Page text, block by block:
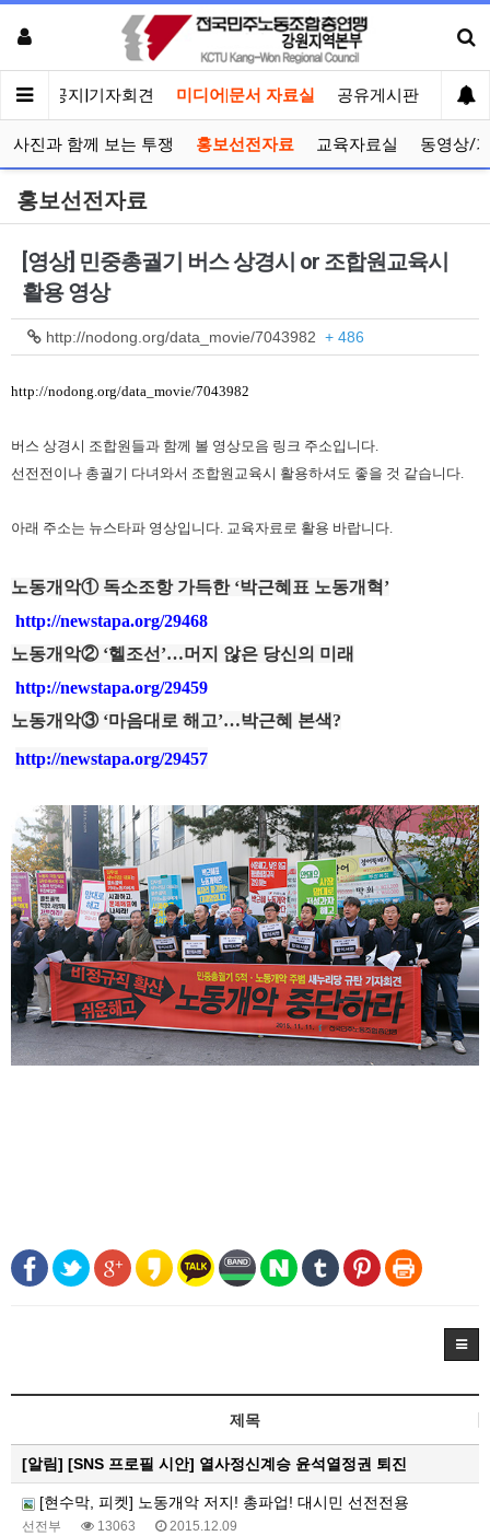
인 공지|기자회견 미디어|문서 자료실 공유게시판 선거
사진과 함께 보는 투쟁 홍보선전자료 교육자료실 동영상/
홍보선전자료
[영상] 민중총궐기 버스 상경시 or 조합원교육시
활용 영상
http://nodong.org/data_movie/7043982 + 486
http://nodong.org/data_movie/7043982
버스 상경시 조합원들과 함께 볼 영상모음 링크 주소입니다.
선전전이나 총궐기 다녀와서 조합원교육시 활용하셔도 좋을 것 같습니다.
아래 주소는 뉴스타파 영상입니다. 교육자료로 활용 바랍니다.
노동개악① 독소조항 가득한 ‘박근혜표 노동개혁’
http://newstapa.org/29468
노동개악② ‘헬조선’…머지 않은 당신의 미래
http://newstapa.org/29459
노동개악③ ‘마음대로 해고’…박근혜 본색?
http://newstapa.org/29457
제목
[알림] [SNS 프로필 시안] 열사정신계승 윤석열정권 퇴진
[현수막, 피켓] 노동개악 저지! 총파업! 대시민 선전전용
선전부 13063 2015.12.09